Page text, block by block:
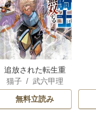
追放された転生重
騎士はゲーム知識
で無双する
猫子/ 武六甲理
/じゃいあん
無料立読み